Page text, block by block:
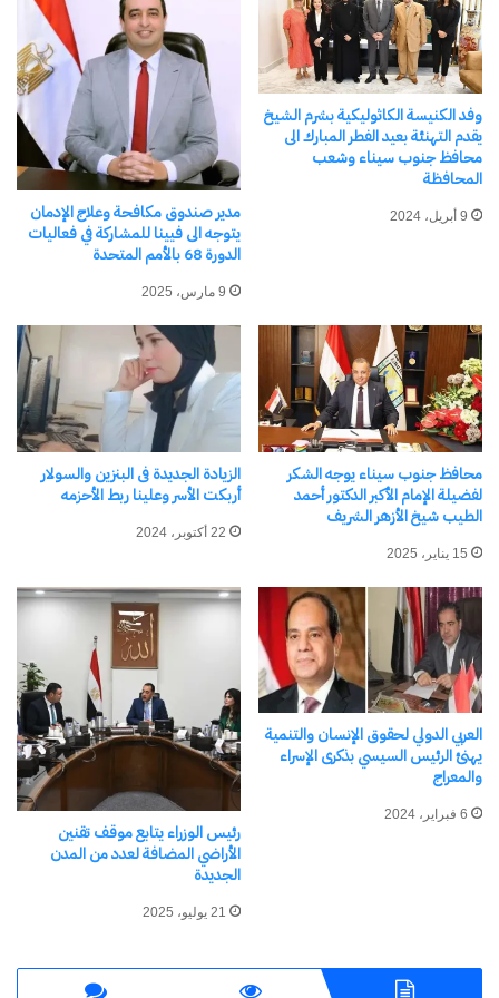
معجب بهذه:
مرتبط
وزير الطيران المدني يشهد
حفل تخرج طلبة المراقبة
الجوية من دولة اليمن الشقيقة
21 أكتوبر، 2025
في "عالم"
وزير الطيران المدني يلتقي
السفراء الجدد ويستعرض جهود
الدولة لتطوير القطاع
23 يوليو، 2025
في "الأخبار News"
مدبولى يستقبل رئيس مجلس
مُنظمة الطيران المدني الدولي
وأمينها العام
16 ديسمبر، 2024
في "الأخبار News"
اكتشاف المزيد من
اشترك للحصول على أحدث التدوينات المرسلة إلى بريدك
وفد الكنيسة الكاثوليكية بشرم الشيخ
يقدم التهنئة بعيد الفطر المبارك الى
محافظ جنوب سيناء وشعب
المحافظة
9 أبريل، 2024
مدير صندوق مكافحة وعلاج الإدمان
يتوجه الى فيينا للمشاركة في فعاليات
الدورة 68 بالأمم المتحدة
9 مارس، 2025
محافظ جنوب سيناء يوجه الشكر
لفضيلة الإمام الأكبر الدكتور أحمد
الطيب شيخ الأزهر الشريف
15 يناير، 2025
الزيادة الجديدة فى البنزين والسولار
أربكت الأسر وعلينا ربط الأحزمه
22 أكتوبر، 2024
العربي الدولي لحقوق الإنسان والتنمية
يهنئ الرئيس السيسي بذكرى الإسراء
والمعراج
6 فبراير، 2024
رئيس الوزراء يتابع موقف تقنين
الأراضي المضافة لعدد من المدن
الجديدة
21 يوليو، 2025